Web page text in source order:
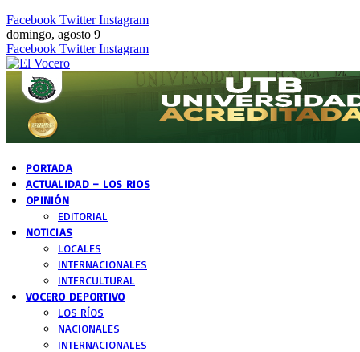
Facebook Twitter Instagram
domingo, agosto 9
Facebook Twitter Instagram
PORTADA
ACTUALIDAD – LOS RIOS
OPINIÓN
EDITORIAL
NOTICIAS
LOCALES
INTERNACIONALES
INTERCULTURAL
VOCERO DEPORTIVO
LOS RÍOS
NACIONALES
INTERNACIONALES